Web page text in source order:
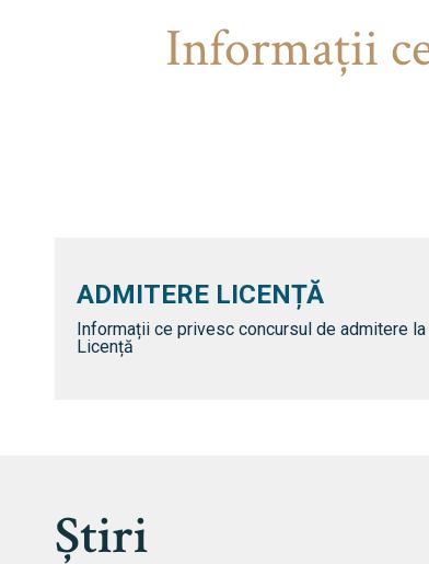
Informaţii
ADMITERE LICENȚĂ
Informații ce privesc concursul de admitere la
Licență
Știri